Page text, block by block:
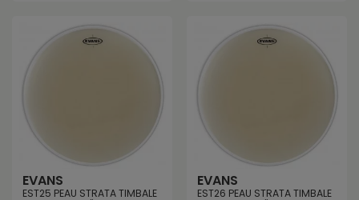
EVANS
EST25 PEAU STRATA TIMBALE
EVANS
EST26 PEAU STRATA TIMBALE